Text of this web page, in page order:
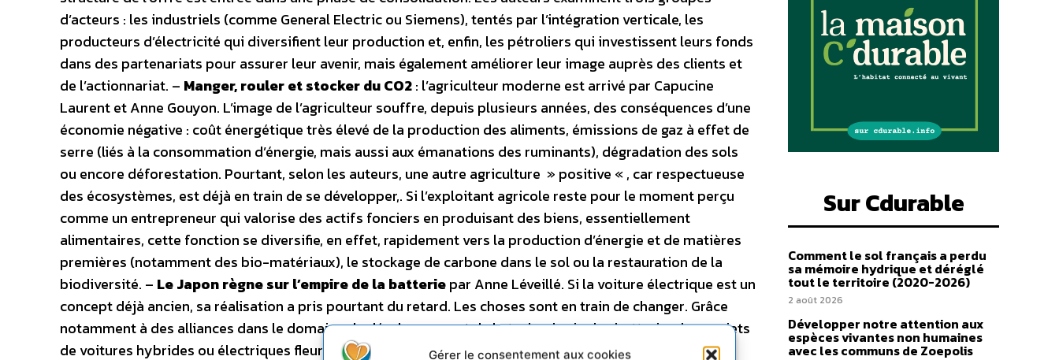
Gérer le consentement aux cookies
d’acteurs : les industriels (comme General Electric ou Siemens), tentés par l’intégration verticale, les
producteurs d’électricité qui diversifient leur production et, enfin, les pétroliers qui investissent leurs fonds
dans des partenariats pour assurer leur avenir, mais également améliorer leur image auprès des clients et
de l’actionnariat. – Manger, rouler et stocker du CO2: l’agriculteur moderne est arrivé par Capucine
Laurent et Anne Gouyon. L’image de l’agriculteur souffre, depuis plusieurs années, des conséquences d’une
économie négative : coût énergétique très élevé de la production des aliments, émissions de gaz à effet de
serre (liés à la consommation d’énergie, mais aussi aux émanations des ruminants), dégradation des sols
ou encore déforestation. Pourtant, selon les auteurs, une autre agriculture » positive « , car respectueuse
des écosystèmes, est déjà en train de se développer,. Si l’exploitant agricole reste pour le moment perçu
comme un entrepreneur qui valorise des actifs fonciers en produisant des biens, essentiellement
alimentaires, cette fonction se diversifie, en effet, rapidement vers la production d’énergie et de matières
premières (notamment des bio-matériaux), le stockage de carbone dans le sol ou la restauration de la
biodiversité. – Le Japon règne sur l’empire de la batteriepar Anne Léveillé. Si la voiture électrique est un
concept déjà ancien, sa réalisation a pris pourtant du retard. Les choses sont en train de changer. Grâce
notamment à des alliances dans le domaine du développement de la technologie des batteries, les projets
de voitures hybrides ou électriques fleurissent et on s’attend à une croissance sans précédent de ce
Sur Cdurable
Comment le sol français a perdu
sa mémoire hydrique et déréglé
tout le territoire (2020-2026)
2 août 2026
Développer notre attention aux
espèces vivantes non humaines
avec les communs de Zoepolis